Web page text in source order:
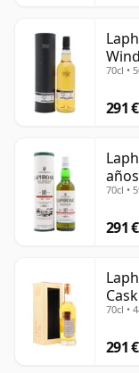
años
70cl •
291 €
años
70cl •
291 €
70cl •
291 €